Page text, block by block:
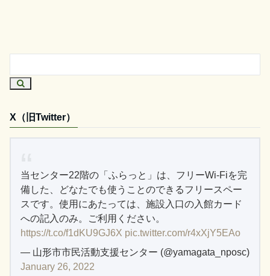
X（旧Twitter）
当センター22階の「ふらっと」は、フリーWi-Fiを完
備した、どなたでも使うことのできるフリースペー
スです。使用にあたっては、施設入口の入館カード
への記入のみ。ご利用ください。
https://t.co/f1dKU9GJ6X pic.twitter.com/r4xXjY5EAo
— 山形市市民活動支援センター (@yamagata_nposc)
January 26, 2022